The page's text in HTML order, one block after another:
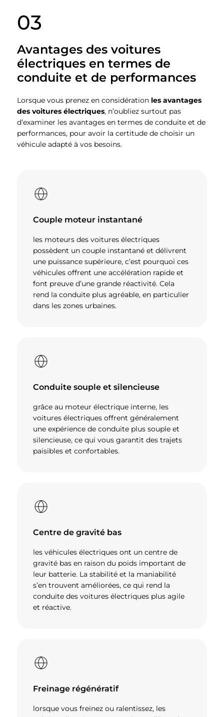
03
Avantages des voitures
électriques en termes de
conduite et de performances
Lorsque vous prenez en considération les avantages
des voitures électriques, n’oubliez surtout pas
d’examiner les avantages en termes de conduite et de
performances, pour avoir la certitude de choisir un
véhicule adapté à vos besoins.
Couple moteur instantané
les moteurs des voitures électriques
possèdent un couple instantané et délivrent
une puissance supérieure, c’est pourquoi ces
véhicules offrent une accélération rapide et
font preuve d’une grande réactivité. Cela
rend la conduite plus agréable, en particulier
dans les zones urbaines.
Conduite souple et silencieuse
grâce au moteur électrique interne, les
voitures électriques offrent généralement
une expérience de conduite plus souple et
silencieuse, ce qui vous garantit des trajets
paisibles et confortables.
Centre de gravité bas
les véhicules électriques ont un centre de
gravité bas en raison du poids important de
leur batterie. La stabilité et la maniabilité
s’en trouvent améliorées, ce qui rend la
conduite des voitures électriques plus agile
et réactive.
Freinage régénératif
lorsque vous freinez ou ralentissez, les